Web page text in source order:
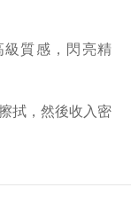
質感，閃亮精
拭，然後收入密